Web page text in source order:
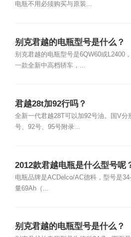
电瓶不用必须购买与原装...
别克君越的电瓶型号是什么？
别克君越的电瓶型号是6QW60或L2400
一款全新中高档轿车，...
君越28t加92行吗？
全新一代君越28T可以加92号油。国V分
号、92号、95号附录...
2012款君越电瓶是什么型号呢
电瓶品牌是ACDelco/AC德科，型号是
量69Ah（...
别克君越的电瓶型号是什么？